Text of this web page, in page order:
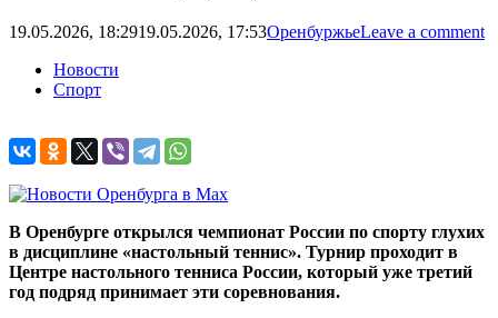
19.05.2026, 18:2919.05.2026, 17:53ОренбуржьеLeave a comment
Новости
Спорт
В Оренбурге открылся чемпионат России по спорту глухих
в дисциплине «настольный теннис». Турнир проходит в
Центре настольного тенниса России, который уже третий
год подряд принимает эти соревнования.